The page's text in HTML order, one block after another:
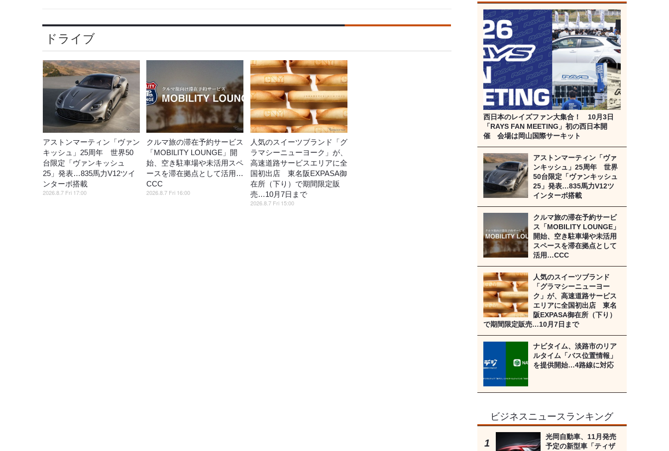
ドライブ
アストンマーティン「ヴァン
キッシュ」25周年 世界50
台限定「ヴァンキッシュ
25」発表…835馬力V12ツイ
ンターボ搭載
2026.8.7 Fri 17:00
クルマ旅の滞在予約サービス
「MOBILITY LOUNGE」開
始、空き駐車場や未活用スペ
ースを滞在拠点として活用…
CCC
2026.8.7 Fri 16:00
人気のスイーツブランド「グ
ラマシーニューヨーク」が、
高速道路サービスエリアに全
国初出店 東名阪EXPASA御
在所（下り）で期間限定販
売…10月7日まで
2026.8.7 Fri 15:00
西日本のレイズファン大集合！ 10月3日
「RAYS FAN MEETING」初の西日本開
催 会場は岡山国際サーキット
アストンマーティン「ヴァ
ンキッシュ」25周年 世界
50台限定「ヴァンキッシュ
25」発表…835馬力V12ツ
インターボ搭載
クルマ旅の滞在予約サービ
ス「MOBILITY LOUNGE」
開始、空き駐車場や未活用
スペースを滞在拠点として
活用…CCC
人気のスイーツブランド
「グラマシーニューヨー
ク」が、高速道路サービス
エリアに全国初出店 東名
阪EXPASA御在所（下り）
で期間限定販売…10月7日まで
ナビタイム、淡路市のリア
ルタイム「バス位置情報」
を提供開始…4路線に対応
ビジネスニュースランキング
光岡自動車、11月発売
予定の新型車「ティザ